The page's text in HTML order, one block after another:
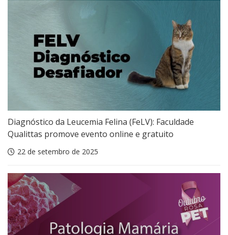
Diagnóstico da Leucemia Felina (FeLV): Faculdade
Qualittas promove evento online e gratuito
22 de setembro de 2025